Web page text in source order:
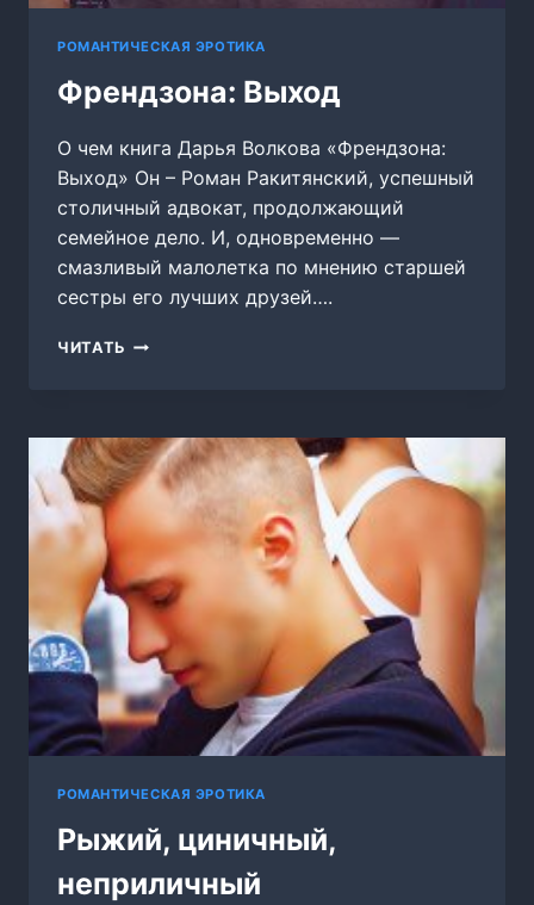
РОМАНТИЧЕСКАЯ ЭРОТИКА
Френдзона: Выход
О чем книга Дарья Волкова «Френдзона:
Выход» Он – Роман Ракитянский, успешный
столичный адвокат, продолжающий
семейное дело. И, одновременно —
смазливый малолетка по мнению старшей
сестры его лучших друзей….
ЧИТАТЬ ФРЕНДЗОНА:
РОМАНТИЧЕСКАЯ ЭРОТИКА
Рыжий, циничный,
неприличный